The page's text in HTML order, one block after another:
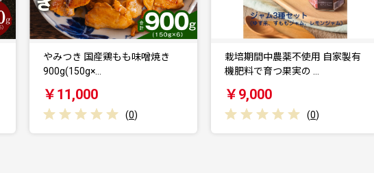
栽培期間中農薬不使用 自家製有
機肥料で育つ果実の …
￥9,000
自家製完熟レモン使用 素材を
わうレモンジャム＆レ…
￥12,000